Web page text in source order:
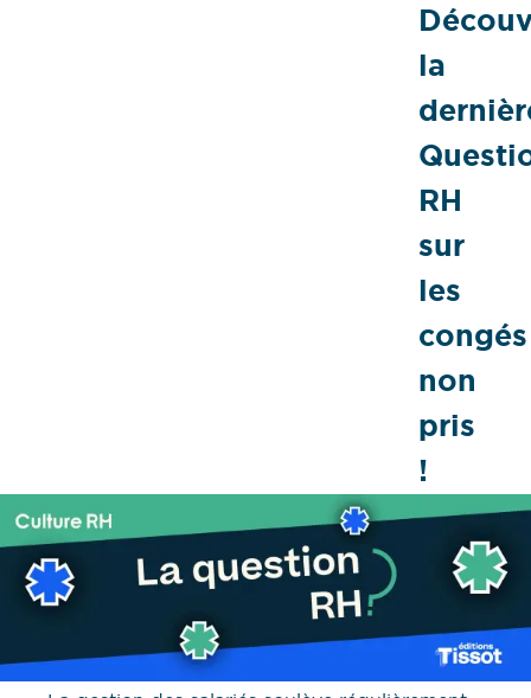
la
RH
sur
les
congés
non
pris
!